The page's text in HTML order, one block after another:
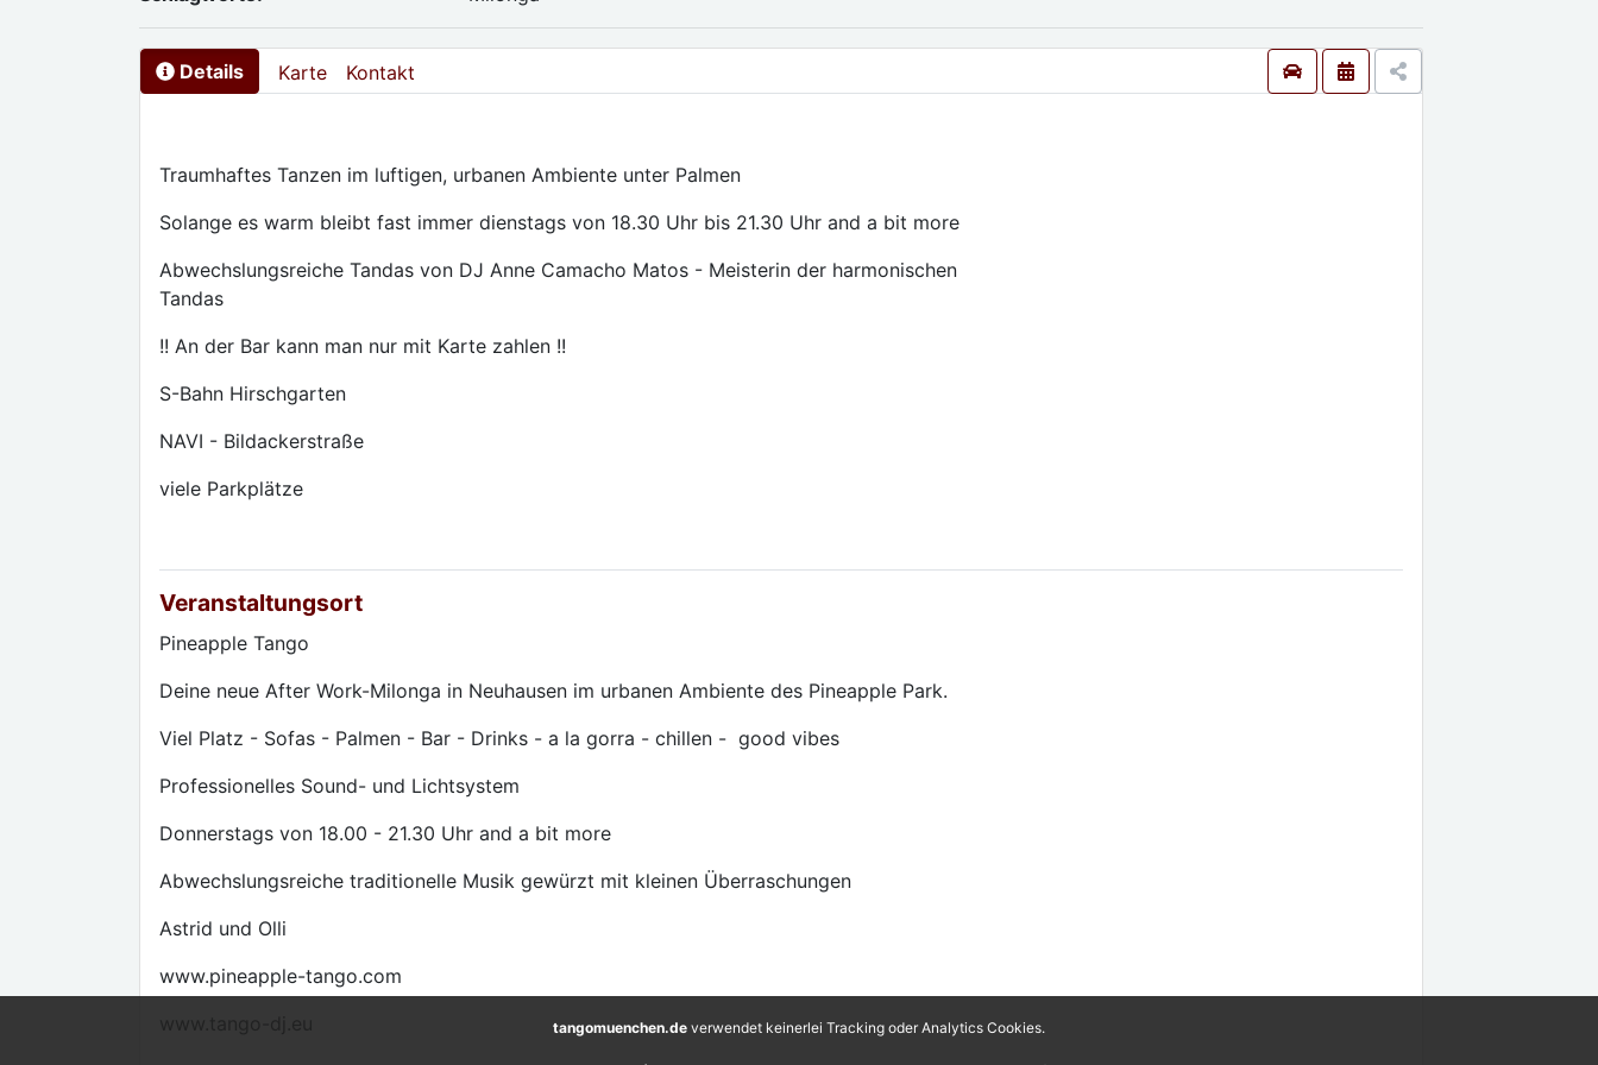
Details Karte Kontakt
Traumhaftes Tanzen im luftigen, urbanen Ambiente unter Palmen
Solange es warm bleibt fast immer dienstags von 18.30 Uhr bis 21.30 Uhr and a bit more
Abwechslungsreiche Tandas von DJ Anne Camacho Matos - Meisterin der harmonischen
Tandas
!! An der Bar kann man nur mit Karte zahlen !!
S-Bahn Hirschgarten
NAVI - Bildackerstraße
viele Parkplätze
Veranstaltungsort
Pineapple Tango
Deine neue After Work-Milonga in Neuhausen im urbanen Ambiente des Pineapple Park.
Viel Platz - Sofas - Palmen - Bar - Drinks - a la gorra - chillen - good vibes
Professionelles Sound- und Lichtsystem
Donnerstags von 18.00 - 21.30 Uhr and a bit more
Abwechslungsreiche traditionelle Musik gewürzt mit kleinen Überraschungen
Astrid und Olli
www.pineapple-tango.com
tangomuenchen.de verwendet keinerlei Tracking oder Analytics Cookies.